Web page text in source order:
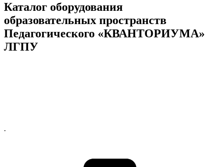
Каталог оборудования
образовательных пространств
Педагогического «КВАНТОРИУМА»
ЛГПУ
.